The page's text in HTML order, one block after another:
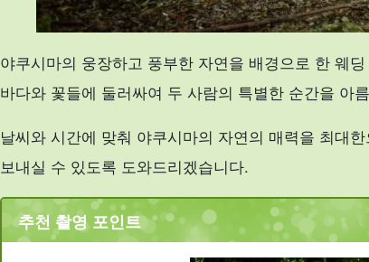
야쿠시마의 웅장하고 풍부한 자연을 배경으로 한 웨
바다와 꽃들에 둘러싸여 두 사람의 특별한 순간을 아
날씨와 시간에 맞춰 야쿠시마의 자연의 매력을 최대
보내실 수 있도록 도와드리겠습니다.
추천 촬영 포인트